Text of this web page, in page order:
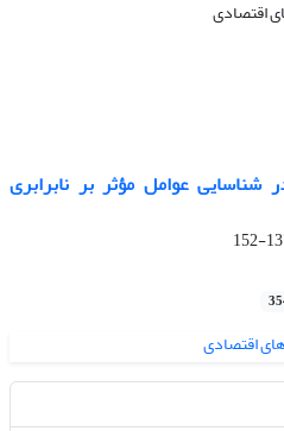
شناسایی عوامل مؤثر بر نابرابری